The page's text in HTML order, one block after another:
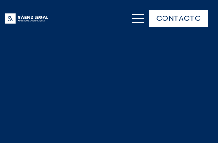
CONTACTO